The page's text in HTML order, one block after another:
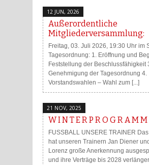
12 JUN, 2026
Außerordentliche
Mitgliederversammlung:
Freitag, 03. Juli 2026, 19:30 Uhr im
Tagesordnung: 1. Eröffnung und
Feststellung der Beschlussfähigkeit
Genehmigung der Tagesordnung 4.
Vorstandswahlen – Wahl zum [...]
21 NOV, 2025
W I N T E R P R O G R A M M
FUSSBALL UNSERE TRAINER
hat unseren Trainern Jan Diener
Lorenz große Anerkennung
und ihre Verträge bis 2028